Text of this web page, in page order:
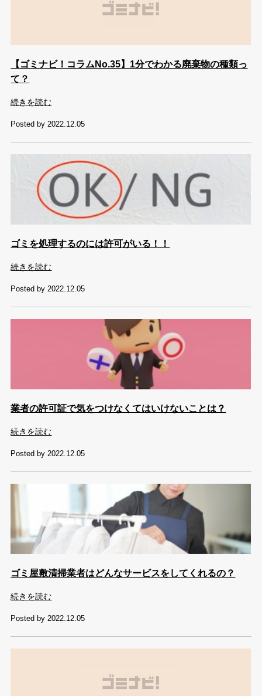
【ゴミナビ！コラムNo.35】1分でわかる廃棄物の種類っ
て？
続きを読む
Posted by 2022.12.05
ゴミを処理するのには許可がいる！！
続きを読む
Posted by 2022.12.05
業者の許可証で気をつけなくてはいけないことは？
続きを読む
Posted by 2022.12.05
ゴミ屋敷清掃業者はどんなサービスをしてくれるの？
続きを読む
Posted by 2022.12.05